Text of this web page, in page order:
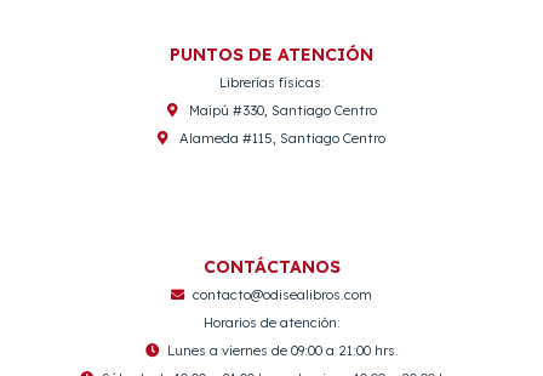
PUNTOS DE ATENCIÓN
Librerías físicas:
Maipú #330, Santiago Centro
Alameda #115, Santiago Centro
CONTÁCTANOS
contacto@odisealibros.com
Horarios de atención:
Lunes a viernes de 09:00 a 21:00 hrs.